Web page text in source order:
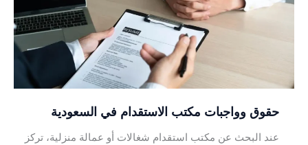
حقوق وواجبات مكتب الاستقدام في السعودية
عند البحث عن مكتب استقدام شغالات أو عمالة منزلية، تركز